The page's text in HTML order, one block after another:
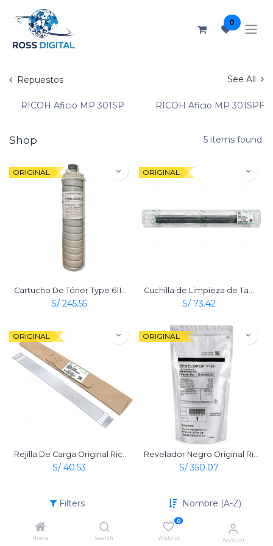
Filters Nombre (A-Z)
Home Search
0
Wishlist Account
0
Repuestos See All
RICOH Aficio MP 301SP RICOH Aficio MP 301SPF
Shop 5 items found.
ORIGINAL
S/ 245.55
ORIGINAL
S/ 73.42
ORIGINAL
S/ 40.53
ORIGINAL
S/350.07